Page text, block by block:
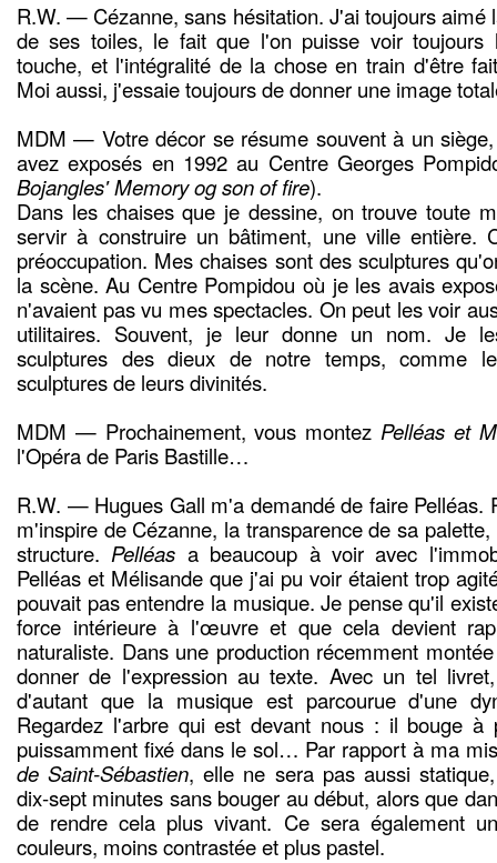
R.W. — Cézanne, sans hésitation. J'ai toujours aimé
de ses toiles, le fait que l'on puisse voir
touche, et l'intégralité de la chose en train d'être
Moi aussi, j'essaie toujours de donner une image
MDM — Votre décor se résume souvent à un
avez exposés en 1992 au Centre Georges
Bojangles' Memory og son of fire).
Dans les chaises que je dessine, on trouve toute
servir à construire un bâtiment, une ville entière.
préoccupation. Mes chaises sont des sculptures
la scène. Au Centre Pompidou où je les avais
n'avaient pas vu mes spectacles. On peut les voir
utilitaires. Souvent, je leur donne un nom. Je
sculptures des dieux de notre temps, comme
sculptures de leurs divinités.
MDM — Prochainement, vous montezPelléas et
l'Opéra de Paris Bastille…
R.W. — Hugues Gall m'a demandé de faire Pelléas.
m'inspire de Cézanne, la transparence de sa
structure.Pelléas a beaucoup à voir avec
Pelléas et Mélisande que j'ai pu voir étaient trop
pouvait pas entendre la musique. Je pense qu'il
force intérieure à l'œuvre et que cela devient
naturaliste. Dans une production récemment
donner de l'expression au texte. Avec un tel
d'autant que la musique est parcourue d'une
Regardez l'arbre qui est devant nous : il bouge
puissamment fixé dans le sol… Par rapport à ma
de Saint-Sébastien, elle ne sera pas aussi
dix-sept minutes sans bouger au début, alors que
de rendre cela plus vivant. Ce sera également
couleurs, moins contrastée et plus pastel.